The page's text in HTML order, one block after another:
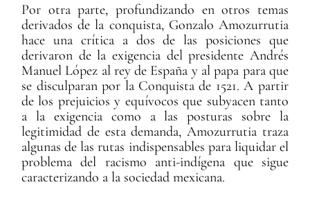
Por otra parte, profundizando en otros temas
derivados de la conquista, Gonzalo Amozurrutia
hace una crítica a dos de las posiciones que
derivaron de la exigencia del presidente Andrés
Manuel López al rey de España y al papa para que
se disculparan por la Conquista de 1521. A partir
de los prejuicios y equívocos que subyacen tanto
a la exigencia como a las posturas sobre la
legitimidad de esta demanda, Amozurrutia traza
algunas de las rutas indispensables para liquidar el
problema del racismo anti-indígena que sigue
caracterizando a la sociedad mexicana.